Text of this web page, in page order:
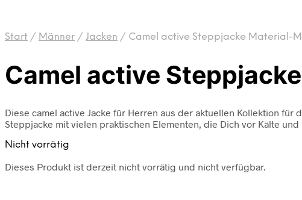
Start / Männer / Jacken / Camel active Steppjacke Material-
Camel active
Diese camel active Jacke für Herren aus der aktuellen Kollektion
Steppjacke mit vielen praktischen Elementen, die Dich vor Kälte
Nicht vorrätig
Dieses Produkt ist derzeit nicht vorrätig und nicht verfügbar.